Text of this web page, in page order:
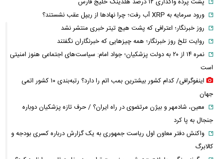
ورود سرمایه به XRP آب رفت؛ چرا نهادها از ریپل عقب نشستند؟
روز خبرنگار؛ اعترافی که پشت هیچ تیتر خبری منتشر نشد
روایت تلخ روز خبرنگار؛ همه چیزهایی که خبرنگاران نگفتند
نمره ۱۴ از ۲۰ به دولت پزشکیان؛ جواد امام: سیاست‌های اجتماعی هنوز امنیتی
است
اینفوگرافی/ کدام کشور بیشترین بمب اتم را دارد؟ رتبه‌بندی ۱۰ کشور اتمی
جهان
معین، شادمهر و بیژن مرتضوی در راه ایران؟ / حرف تازه پزشکیان دوباره
جنجال به پا کرد
واکنش دفتر معاون اول ریاست جمهوری به یک گزارش درباره کسری بودجه و
کالابرگ